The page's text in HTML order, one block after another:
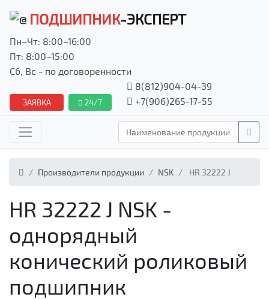
ПОДШИПНИК-ЭКСПЕРТ
Пн–Чт: 8:00–16:00
Пт: 8:00–15:00
Сб, Вс - по договоренности
ЗАЯВКА 24/7
8(812)904-04-39
+7(906)265-17-55
Производители продукции NSK HR 32222 J
HR 32222 J NSK -
однорядный
конический роликовый
подшипник